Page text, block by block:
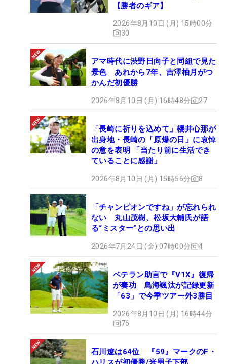
【勝者のギア】
2026年8月10日 (月) 15時00分
30
アマ時代に渋野日向子と同組で見た
景色 あれから7年、吉澤柚月がつ
かんだ初優勝
2026年8月10日 (月) 16時48分 27
「長崎に祈りを込めて」櫻井心那が
出身地・長崎の「原爆の日」に哀悼
の意を表明 「当たり前に生活でき
ていることに感謝」
2026年8月10日 (月) 15時56分 8
「チャンピオンですね」が忘れられ
ない 丸山茂樹、松坂大輔氏が語
る“ミスター”との思い出
2026年7月24日 (金) 07時00分 4
ベテラン助言で『V1X』復帰
が奏功 鳥海颯汰が記録更新
「63」で今季ツアー外3勝目
2026年8月10日 (月) 16時44分
76
石川遼は64位 『59』マークのF・